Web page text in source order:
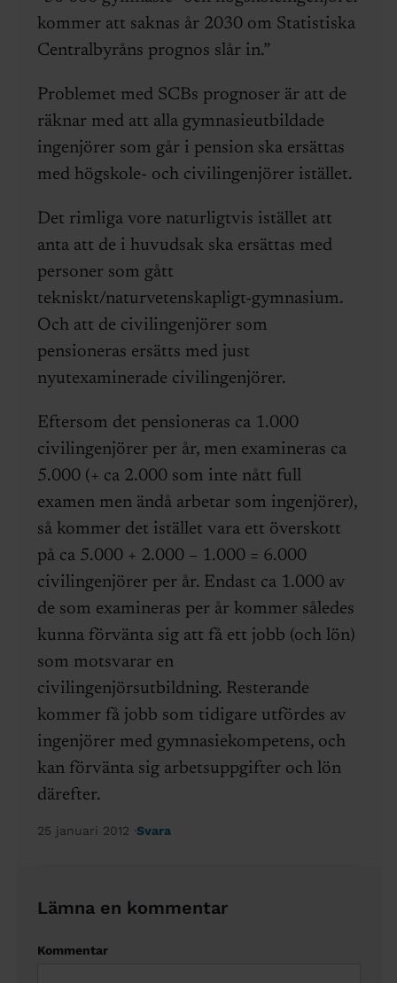
kommer att saknas år 2030 om Statistiska
Centralbyråns prognos slår in.”
Problemet med SCBs prognoser är att de
räknar med att alla gymnasieutbildade
ingenjörer som går i pension ska ersättas
med högskole- och civilingenjörer istället.
Det rimliga vore naturligtvis istället att
anta att de i huvudsak ska ersättas med
personer som gått
tekniskt/naturvetenskapligt-gymnasium.
Och att de civilingenjörer som
pensioneras ersätts med just
nyutexaminerade civilingenjörer.
Eftersom det pensioneras ca 1.000
civilingenjörer per år, men examineras ca
5.000 (+ ca 2.000 som inte nått full
examen men ändå arbetar som ingenjörer),
så kommer det istället vara ett överskott
på ca 5.000 + 2.000 – 1.000 = 6.000
civilingenjörer per år. Endast ca 1.000 av
de som examineras per år kommer således
kunna förvänta sig att få ett jobb (och lön)
som motsvarar en
civilingenjörsutbildning. Resterande
kommer få jobb som tidigare utfördes av
ingenjörer med gymnasiekompetens, och
kan förvänta sig arbetsuppgifter och lön
därefter.
25 januari 2012 Svara
Lämna en kommentar
Kommentar